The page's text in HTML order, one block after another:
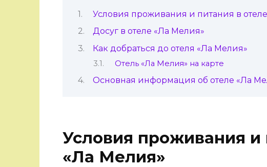
Условия проживания и питания в
Досуг в отеле «Ла Мелия»
Как добраться до отеля «Ла Мелия»
Отель «Ла Мелия» на карте
Основная информация об отеле «Ла
Условия проживания и
«Ла Мелия»